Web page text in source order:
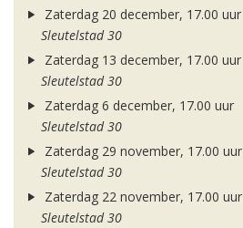
Zaterdag 20 december, 17.00 uur
Sleutelstad 30
Zaterdag 13 december, 17.00 uur
Sleutelstad 30
Zaterdag 6 december, 17.00 uur
Sleutelstad 30
Zaterdag 29 november, 17.00 uur
Sleutelstad 30
Zaterdag 22 november, 17.00 uur
Sleutelstad 30